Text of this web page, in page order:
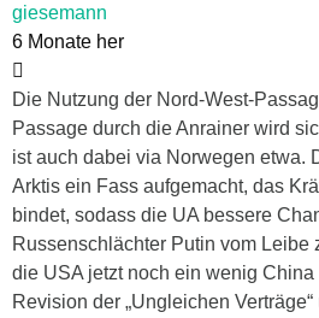
giesemann
6 Monate her
Die Nutzung der Nord-West-
Passage durch die Anrainer wird
ist auch dabei via Norwegen etwa.
Arktis ein Fass aufgemacht, das
bindet, sodass die UA bessere
Russenschlächter Putin vom Leibe
die USA jetzt noch ein wenig
Revision der „Ungleichen